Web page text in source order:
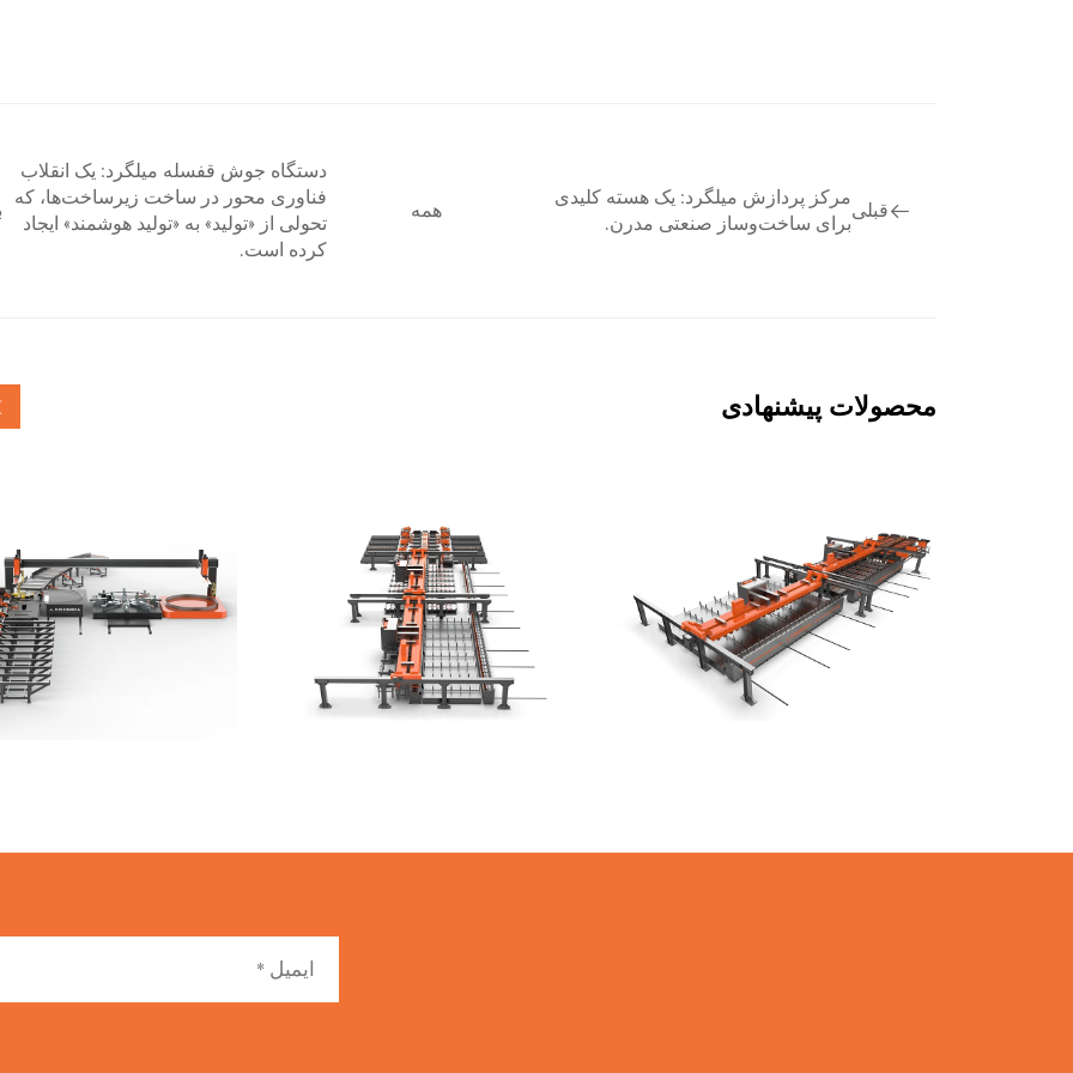
قبلی
مرکز پردازش میلگرد: یک هسته کلیدی
برای ساخت‌وساز صنعتی مدرن.
همه
دستگاه جوش قفسله میلگرد: یک انقلاب
فناوری محور در ساخت زیرساخت‌ها، که
تحولی از «تولید» به «تولید هوشمند» ایجاد
کرده است.
محصولات پیشنهادی